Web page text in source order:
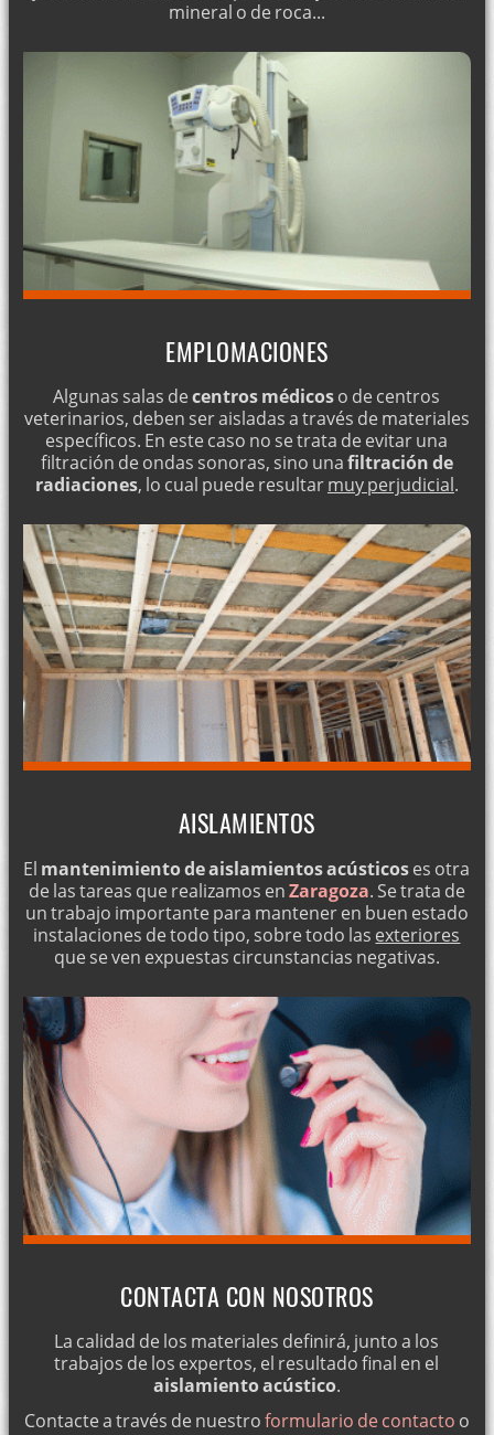
mineral o de roca...
EMPLOMACIONES
Algunas salas decentros médicoso de centros
veterinarios, deben ser aisladas a través de materiales
específicos. En este caso no se trata de evitar una
filtración de ondas sonoras, sino unafiltración de
radiaciones, lo cual puede resultarmuy perjudicial.
AISLAMIENTOS
El mantenimiento de aislamientos acústicoses otra
de las tareas que realizamos enZaragoza. Se trata de
un trabajo importante para mantener en buen estado
instalaciones de todo tipo, sobre todo las exteriores
que se ven expuestas circunstancias negativas.
CONTACTA CON NOSOTROS
La calidad de los materiales definirá, junto a los
trabajos de los expertos, el resultado final en el
aislamiento acústico.
Contacte a través de nuestroformulario de contacto o